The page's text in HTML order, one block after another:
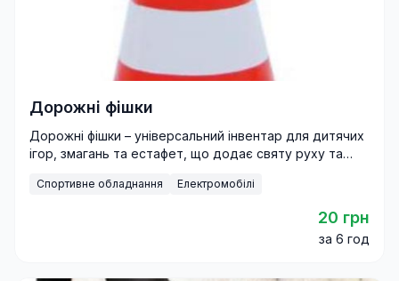
Дорожні фішки
Дорожні фішки – універсальний інвентар для дитячих
ігор, змагань та естафет, що додає святу руху та
Спортивне обладнання Електромобілі
20 грн
за 6 год